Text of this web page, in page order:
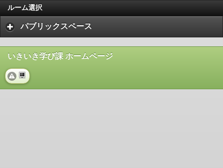
ルーム選択
パブリックスペース
いきいき学び課 ホームページ